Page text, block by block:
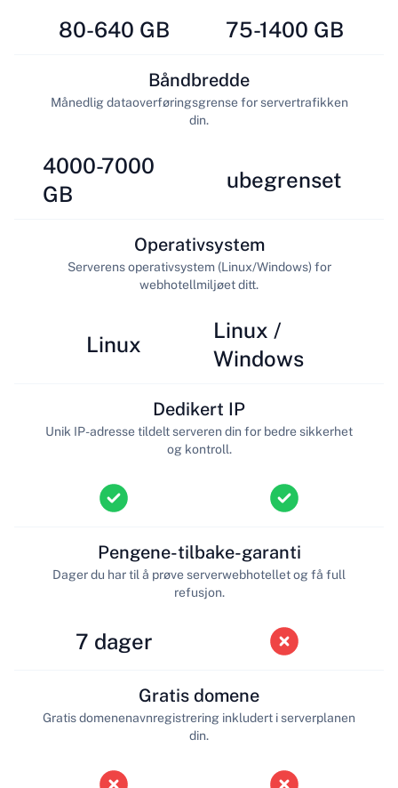
80-640 GB 75-1400 GB
4000-7000
GB
Båndbredde
Månedlig dataoverføringsgrense for servertrafikken
din.
ubegrenset
Linux
Operativsystem
Serverens operativsystem (Linux/Windows) for
webhotellmiljøet ditt.
Linux /
Windows
Dedikert IP
Unik IP-adresse tildelt serveren din for bedre sikkerhet
og kontroll.
7 dager
Pengene-tilbake-garanti
Dager du har til å prøve serverwebhotellet og få full
refusjon.
Gratis domene
Gratis domenenavnregistrering inkludert i serverplanen
din.